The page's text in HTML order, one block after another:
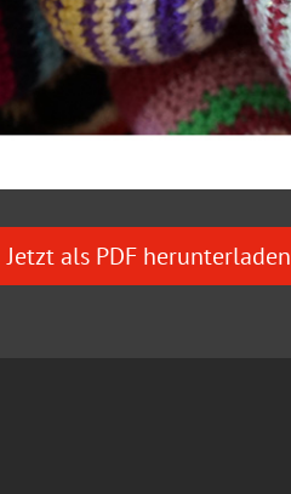
Jetzt als PDF herunterladen